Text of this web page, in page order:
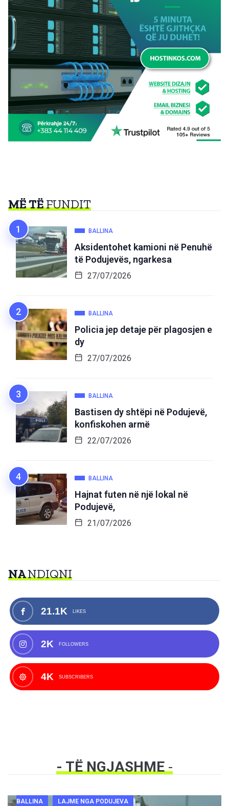
MË TËFUNDIT
BALLINA
Aksidentohet kamioni në Penuhë
të Podujevës, ngarkesa
27/07/2026
BALLINA
Policia jep detaje për plagosjen e
dy
27/07/2026
BALLINA
Bastisen dy shtëpi në Podujevë,
konfiskohen armë
22/07/2026
BALLINA
Hajnat futen në një lokal në
Podujevë,
21/07/2026
NANDIQNI
21.1K LIKES
2K FOLLOWERS
4K SUBSCRIBERS
- TË NGJASHME-
BALLINA LAJME NGA PODUJEVA